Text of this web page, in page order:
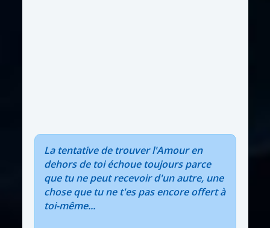
La tentative de trouver l'Amour en
dehors de toi échoue toujours parce
que tu ne peut recevoir d'un autre, une
chose que tu ne t'es pas encore offert à
toi-même...